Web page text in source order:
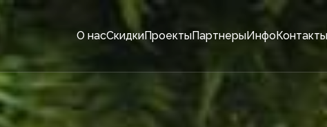
О насСкидкиПроектыПартнерыИнфоКонтакты